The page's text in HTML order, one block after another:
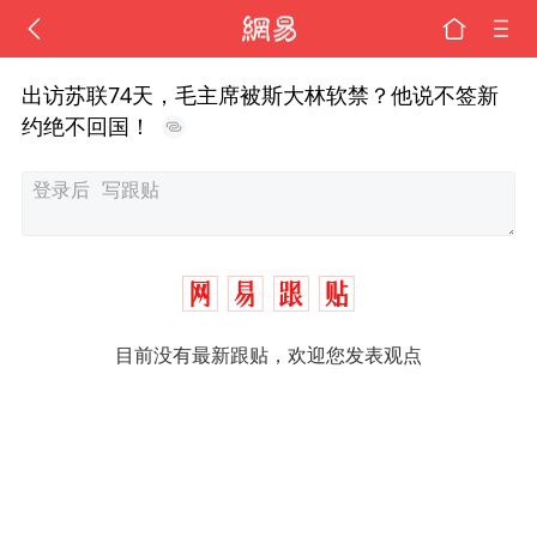
出访苏联74天，毛主席被斯大林软禁？他说不签新
约绝不回国！
目前没有最新跟贴，欢迎您发表观点